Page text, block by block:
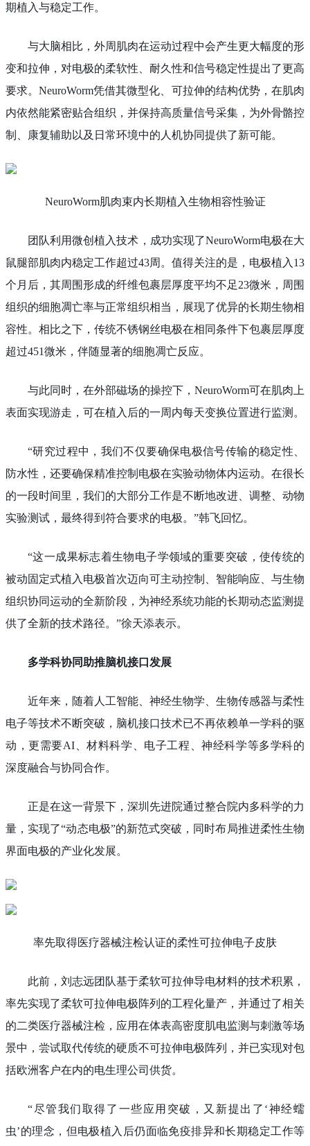
期植入与稳定工作。
与大脑相比，外周肌肉在运动过程中会产生更大幅度的形
变和拉伸，对电极的柔软性、耐久性和信号稳定性提出了更高
要求。NeuroWorm凭借其微型化、可拉伸的结构优势，在肌肉
内依然能紧密贴合组织，并保持高质量信号采集，为外骨骼控
制、康复辅助以及日常环境中的人机协同提供了新可能。
NeuroWorm肌肉束内长期植入生物相容性验证
团队利用微创植入技术，成功实现了NeuroWorm电极在大
鼠腿部肌肉内稳定工作超过43周。值得关注的是，电极植入13
个月后，其周围形成的纤维包裹层厚度平均不足23微米，周围
组织的细胞凋亡率与正常组织相当，展现了优异的长期生物相
容性。相比之下，传统不锈钢丝电极在相同条件下包裹层厚度
超过451微米，伴随显著的细胞凋亡反应。
与此同时，在外部磁场的操控下，NeuroWorm可在肌肉上
表面实现游走，可在植入后的一周内每天变换位置进行监测。
“研究过程中，我们不仅要确保电极信号传输的稳定性、
防水性，还要确保精准控制电极在实验动物体内运动。在很长
的一段时间里，我们的大部分工作是不断地改进、调整、动物
实验测试，最终得到符合要求的电极。”韩飞回忆。
“这一成果标志着生物电子学领域的重要突破，使传统的
被动固定式植入电极首次迈向可主动控制、智能响应、与生物
组织协同运动的全新阶段，为神经系统功能的长期动态监测提
供了全新的技术路径。”徐天添表示。
多学科协同助推脑机接口发展
近年来，随着人工智能、神经生物学、生物传感器与柔性
电子等技术不断突破，脑机接口技术已不再依赖单一学科的驱
动，更需要AI、材料科学、电子工程、神经科学等多学科的
深度融合与协同合作。
正是在这一背景下，深圳先进院通过整合院内多科学的力
量，实现了“动态电极”的新范式突破，同时布局推进柔性生物
界面电极的产业化发展。
率先取得医疗器械注检认证的柔性可拉伸电子皮肤
此前，刘志远团队基于柔软可拉伸导电材料的技术积累，
率先实现了柔软可拉伸电极阵列的工程化量产，并通过了相关
的二类医疗器械注检，应用在体表高密度肌电监测与刺激等场
景中，尝试取代传统的硬质不可拉伸电极阵列，并已实现对包
括欧洲客户在内的电生理公司供货。
“尽管我们取得了一些应用突破，又新提出了‘神经蠕
虫’的理念，但电极植入后仍面临免疫排异和长期稳定工作等